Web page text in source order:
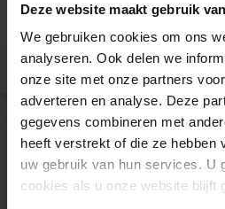
Deze website maakt gebruik
We gebruiken cookies om ons
analyseren. Ook delen we
onze site met onze partners
adverteren en analyse. Deze
gegevens combineren met
heeft verstrekt of die ze hebben
uw gebruik van hun services. U
cookies als u onze website blijft
Trusted by